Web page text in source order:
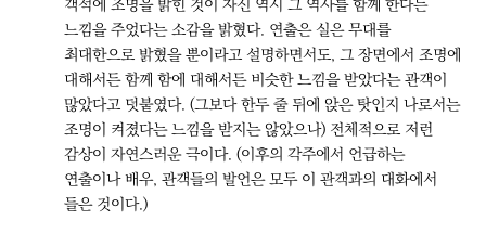
객석에 조명을 밝힌 것이 자신 역시 그 역사를 함께 한다는
느낌을 주었다는 소감을 밝혔다. 연출은 실은 무대를
최대한으로 밝혔을 뿐이라고 설명하면서도, 그 장면에서 조명에
대해서든 함께 함에 대해서든 비슷한 느낌을 받았다는 관객이
많았다고 덧붙였다. (그보다 한두 줄 뒤에 앉은 탓인지 나로서는
조명이 켜졌다는 느낌을 받지는 않았으나) 전체적으로 저런
감상이 자연스러운 극이다. (이후의 각주에서 언급하는
연출이나 배우, 관객들의 발언은 모두 이 관객과의 대화에서
들은 것이다.)